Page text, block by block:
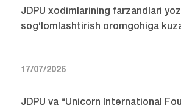
JDPU xodimlarining farzandlari
sog‘lomlashtirish oromgohiga
17/07/2026
JDPU va “Unicorn International